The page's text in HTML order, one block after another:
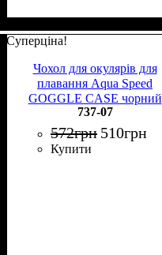
Суперціна!
Чохол для окулярів для
плавання Aqua Speed
GOGGLE CASE чорний
737-07
737-07
572грн 510грн
Купити